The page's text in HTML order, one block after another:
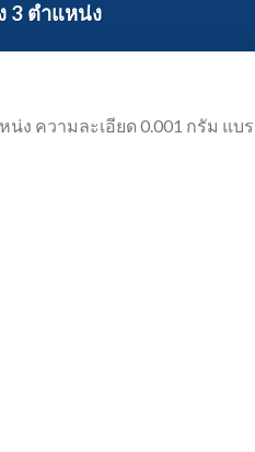
3 ตำแหน่ง
น่ง ความละเอียด 0.001 กรัม แ